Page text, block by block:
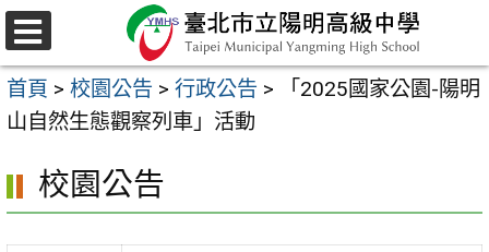
跳
至
主
要
容
區
選
單
首頁 > 校園公告 > 行政公告 >
「2025國家公園-陽明
山自然生態觀察列車」活動
校園公告